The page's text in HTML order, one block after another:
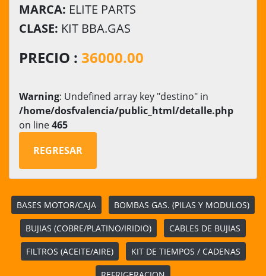
MARCA: ELITE PARTS
CLASE: KIT BBA.GAS
PRECIO : 36000.00
Warning: Undefined array key "destino" in
/home/dosfvalencia/public_html/detalle.php
on line465
REGRESAR
BASES MOTOR/CAJA BOMBAS GAS. (PILAS Y MODULOS)
BUJIAS (COBRE/PLATINO/IRIDIO) CABLES DE BUJIAS
FILTROS (ACEITE/AIRE) KIT DE TIEMPOS / CADENAS